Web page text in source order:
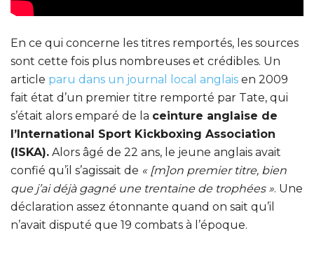
En ce qui concerne les titres remportés, les sources
sont cette fois plus nombreuses et crédibles. Un
article paru dans un journal local anglais en 2009
fait état d’un premier titre remporté par Tate, qui
s’était alors emparé de la ceinture anglaise de
l’International Sport Kickboxing Association
(ISKA). Alors âgé de 22 ans, le jeune anglais avait
confié qu’il s’agissait de « [m]on premier titre, bien
que j’ai déjà gagné une trentaine de trophées ». Une
déclaration assez étonnante quand on sait qu’il
n’avait disputé que 19 combats à l’époque.